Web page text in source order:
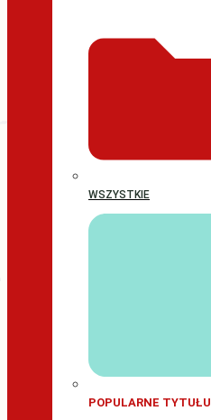
WSZYSTKIE
POPULARNE TYTUŁU